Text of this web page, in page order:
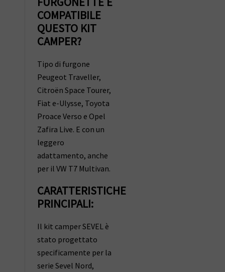
COMPATIBILE
QUESTO KIT
CAMPER?
Tipo di furgone
Peugeot Traveller,
Citroën Space Tourer,
Fiat e-Ulysse, Toyota
Proace Verso e Opel
Zafira Live. E con un
leggero
adattamento, anche
per il VW T7 Multivan.
CARATTERISTICHE
PRINCIPALI:
Il kit camper SEVEL è
stato progettato
specificamente per la
serie Sevel Nord,